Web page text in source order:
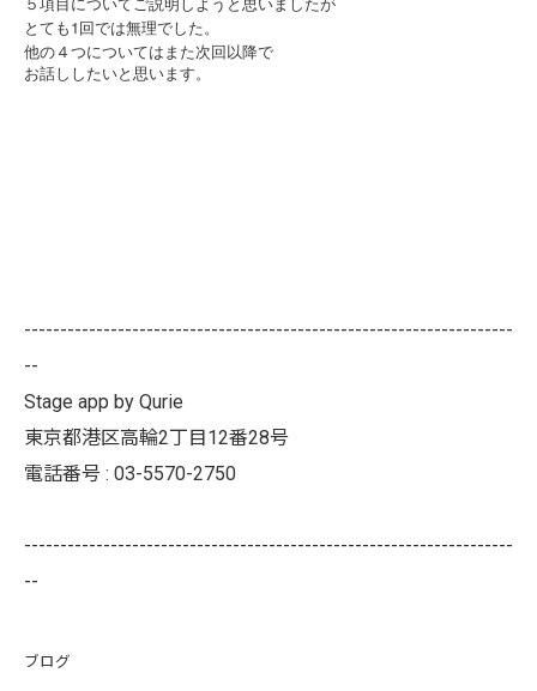
とても1回では無理でした。
他の４つについてはまた次回以降で
お話ししたいと思います。
--------------------------------------------------------------------
--
Stage app by Qurie
東京都港区高輪2丁目12番28号
電話番号 : 03-5570-2750
--------------------------------------------------------------------
--
ブログ